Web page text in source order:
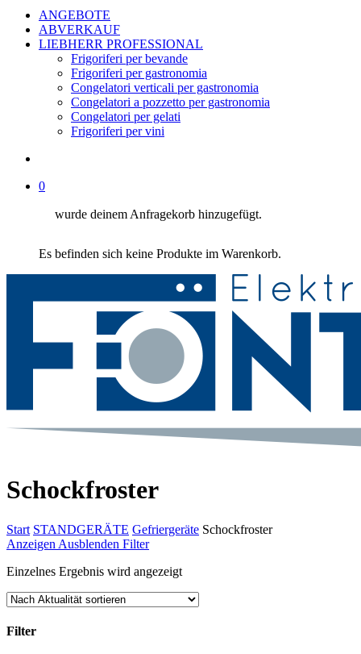
ANGEBOTE
ABVERKAUF
LIEBHERR PROFESSIONAL
Frigoriferi per bevande
Frigoriferi per gastronomia
Congelatori verticali per gastronomia
Congelatori a pozzetto per gastronomia
Congelatori per gelati
Frigoriferi per vini
0
wurde deinem Anfragekorb hinzugefügt.
Es befinden sich keine Produkte im Warenkorb.
Schockfroster
Start STANDGERÄTE Gefriergeräte Schockfroster
Anzeigen Ausblenden Filter
Einzelnes Ergebnis wird angezeigt
Filter